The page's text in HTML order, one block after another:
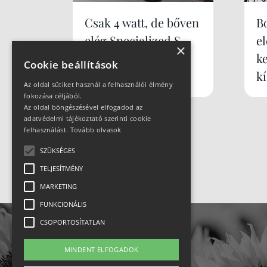
Csak 4 watt, de bőven
elég Specialized S-
Works Tarmac SL9
×
Cookie beállítások
Az oldal sütiket használ a felhasználói élmény
fokozása céljából.
Az oldal böngészésével elfogadod az
adatvédelmi tájékoztató szerinti cookie
felhasználást. Tovább olvasok
SZÜKSÉGES
TELJESÍTMÉNY
MARKETING
FUNKCIONÁLIS
CSOPORTOSÍTATLAN
MINDENT ELFOGADOK